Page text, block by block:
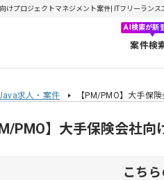
けプロジェクトマネジメント案件| ITフリーラン
AI検索が新
案件検
求人・案件 【PM/PMO】大手保
PMO】大手保険会社
こち